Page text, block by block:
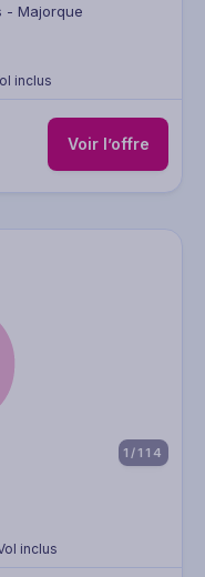
- Majorque
inclus
Voir l’offre
1/114
inclus